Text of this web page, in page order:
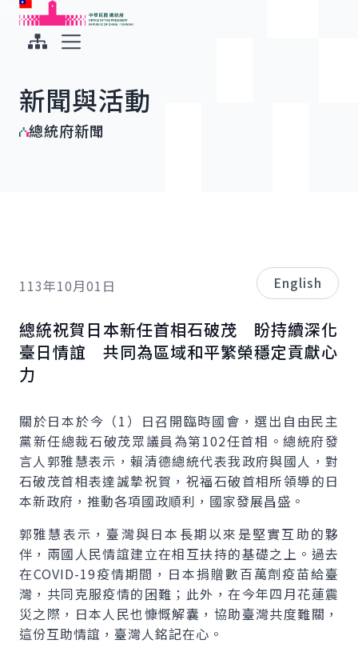
跳到主要內容
中華民國總統府
新聞與活動
總統府新聞
113年10月01日 English
總統祝賀日本新任首相石破茂 盼持續深化
臺日情誼 共同為區域和平繁榮穩定貢獻心
力
關於日本於今（1）日召開臨時國會，選出自由民主
黨新任總裁石破茂眾議員為第102任首相。總統府發
言人郭雅慧表示，賴清德總統代表我政府與國人，對
石破茂首相表達誠摯祝賀，祝福石破首相所領導的日
本新政府，推動各項國政順利，國家發展昌盛。
郭雅慧表示，臺灣與日本長期以來是堅實互助的夥
伴，兩國人民情誼建立在相互扶持的基礎之上。過去
在COVID-19疫情期間，日本捐贈數百萬劑疫苗給臺
灣，共同克服疫情的困難；此外，在今年四月花蓮震
災之際，日本人民也慷慨解囊，協助臺灣共度難關，
這份互助情誼，臺灣人銘記在心。